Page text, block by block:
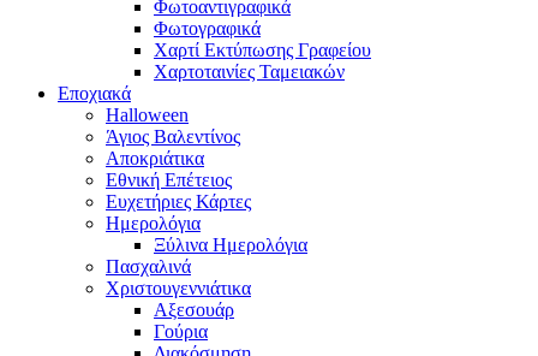
Φωτοαντιγραφικά
Φωτογραφικά
Χαρτί Εκτύπωσης Γραφείου
Χαρτοταινίες Ταμειακών
Εποχιακά
Halloween
Άγιος Βαλεντίνος
Αποκριάτικα
Εθνική Επέτειος
Ευχετήριες Κάρτες
Ημερολόγια
Ξύλινα Ημερολόγια
Πασχαλινά
Χριστουγεννιάτικα
Αξεσουάρ
Γούρια